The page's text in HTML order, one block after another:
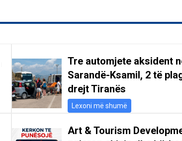
Tre automjete aksident
Sarandë-Ksamil, 2 të
drejt Tiranës
Lexoni më shumë
Art & Tourism